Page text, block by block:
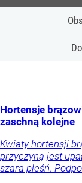
Hortensje
zaschną kolejne
Kwiaty hortensji
przyczyną jest
szara pleśń.